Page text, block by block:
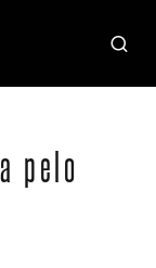
pelo